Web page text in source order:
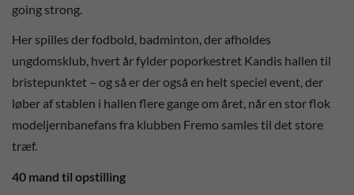
going strong.
Her spilles der fodbold, badminton, der afholdes
ungdomsklub, hvert år fylder poporkestret Kandis hallen til
bristepunktet – og så er der også en helt speciel event, der
løber af stablen i hallen flere gange om året, når en stor flok
modeljernbanefans fra klubben Fremo samles til det store
træf.
40 mand til opstilling